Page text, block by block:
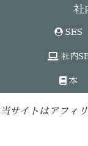
社
SES
社内
本
当サイトはアフィ